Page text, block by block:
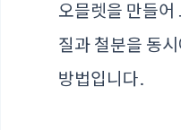
오믈렛을 만들어
질과 철분을 동
방법입니다.